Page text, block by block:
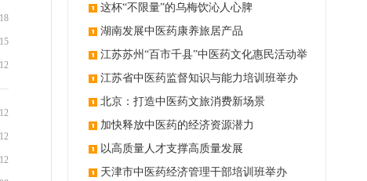
这杯“不限量”的乌梅饮沁人心脾
湖南发展中医药康养旅居产品
江苏苏州“百市千县”中医药文化惠民活动举
办 江苏省中医药监督知识与能力培训班举办
北京：打造中医药文旅消费新场景
加快释放中医药的经济资源潜力
以高质量人才支撑高质量发展
天津市中医药经济管理干部培训班举办